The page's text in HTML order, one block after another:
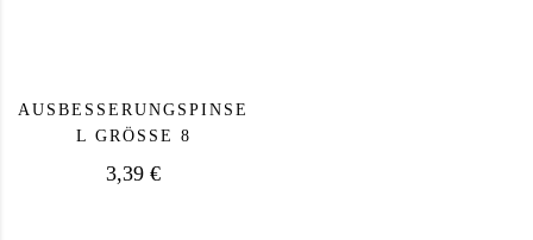
AUSBESSERUNGSPINSE
L GRÖSSE 8
3,39 €